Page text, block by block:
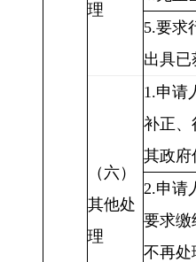
理
5.要求
出具已
（六）
其他处
理
1.申请
补正、
其政府
2.申请
要求缴
不再处